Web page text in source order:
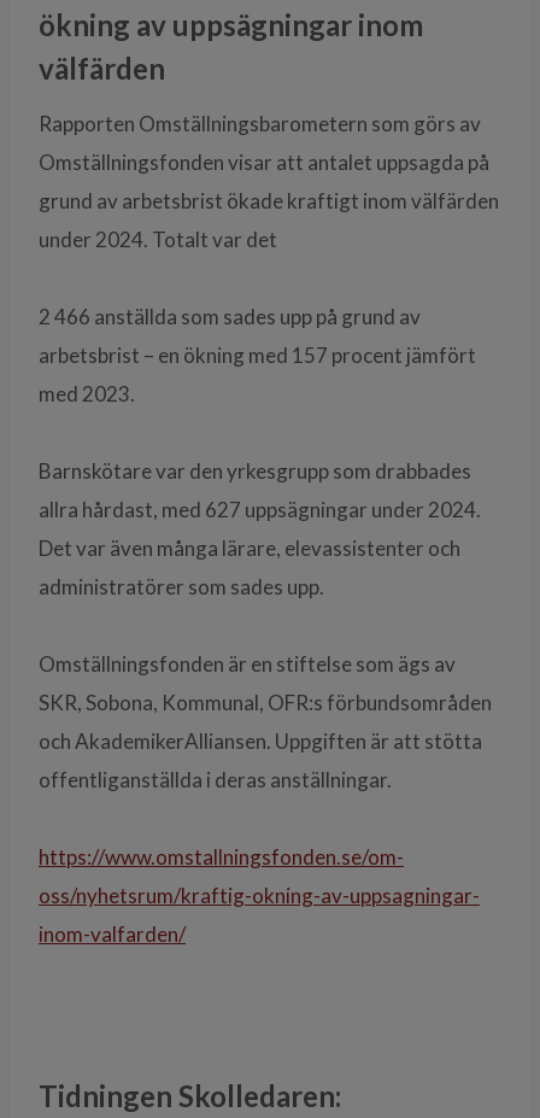
ökning av uppsägningar inom
välfärden
Rapporten Omställningsbarometern som görs av
Omställningsfonden visar att antalet uppsagda på
grund av arbetsbrist ökade kraftigt inom välfärden
under 2024. Totalt var det
2 466 anställda som sades upp på grund av
arbetsbrist – en ökning med 157 procent jämfört
med 2023.
Barnskötare var den yrkesgrupp som drabbades
allra hårdast, med 627 uppsägningar under 2024.
Det var även många lärare, elevassistenter och
administratörer som sades upp.
Omställningsfonden är en stiftelse som ägs av
SKR, Sobona, Kommunal, OFR:s förbundsområden
och AkademikerAlliansen. Uppgiften är att stötta
offentliganställda i deras anställningar.
https://www.omstallningsfonden.se/om-
oss/nyhetsrum/kraftig-okning-av-uppsagningar-
inom-valfarden/
Tidningen Skolledaren: